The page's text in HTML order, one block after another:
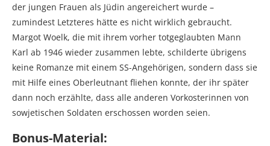
der jungen Frauen als Jüdin angereichert wurde –
zumindest Letzteres hätte es nicht wirklich gebraucht.
Margot Woelk, die mit ihrem vorher totgeglaubten Mann
Karl ab 1946 wieder zusammen lebte, schilderte übrigens
keine Romanze mit einem SS-Angehörigen, sondern dass sie
mit Hilfe eines Oberleutnant fliehen konnte, der ihr später
dann noch erzählte, dass alle anderen Vorkosterinnen von
sowjetischen Soldaten erschossen worden seien.
Bonus-Material: